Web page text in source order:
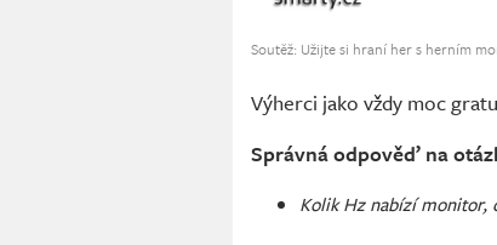
Soutěž: Užijte si hraní her s herním
Výherci jako vždy moc
Správná odpověď na
Kolik Hz nabízí monitor,